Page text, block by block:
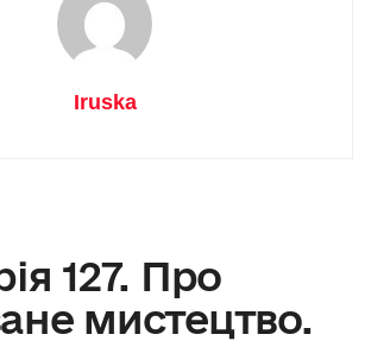
Iruska
127. Про
мистецтво.